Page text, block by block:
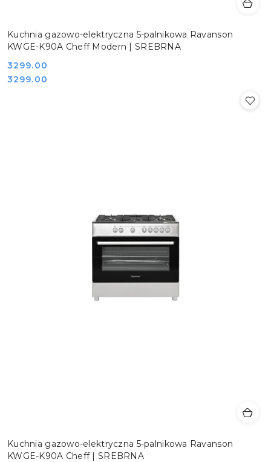
Kuchnia gazowo-elektryczna 5-palnikowa Ravanson
KWGE-K90A Cheff Modern | SREBRNA
Cena:
3299.00
Cena:
3299.00
Kuchnia gazowo-elektryczna 5-palnikowa Ravanson
KWGE-K90A Cheff | SREBRNA